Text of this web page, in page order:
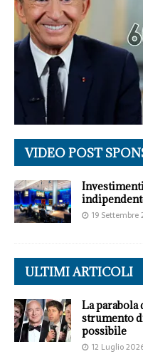
VIDEO POST
19 Settembre
ULTIMI ARTICOLI
La parabola
strumento
possibile
12 Luglio